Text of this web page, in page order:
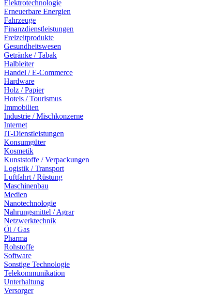
Elektrotechnologie
Erneuerbare Energien
Fahrzeuge
Finanzdienstleistungen
Freizeitprodukte
Gesundheitswesen
Getränke / Tabak
Halbleiter
Handel / E-Commerce
Hardware
Holz / Papier
Hotels / Tourismus
Immobilien
Industrie / Mischkonzerne
Internet
IT-Dienstleistungen
Konsumgüter
Kosmetik
Kunststoffe / Verpackungen
Logistik / Transport
Luftfahrt / Rüstung
Maschinenbau
Medien
Nanotechnologie
Nahrungsmittel / Agrar
Netzwerktechnik
Öl / Gas
Pharma
Rohstoffe
Software
Sonstige Technologie
Telekommunikation
Unterhaltung
Versorger